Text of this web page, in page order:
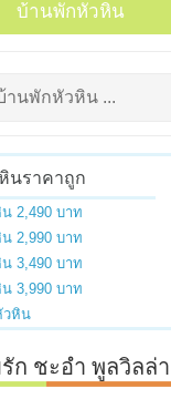
บ้านพักหัวหิน
นราคาถูก
2,490 บาท
2,990 บาท
3,490 บาท
3,990 บาท
วหิน
ก ชะอำ พูลวิลล่า